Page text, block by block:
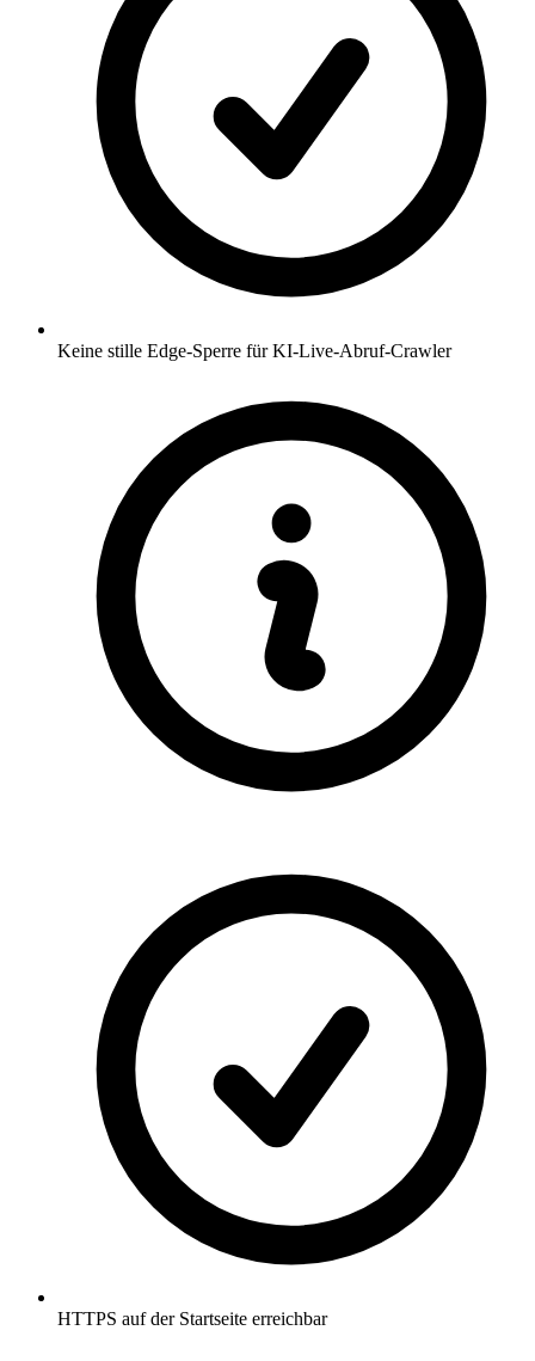
Keine stille Edge-Sperre für KI-Live-Abruf-Crawler
HTTPS auf der Startseite erreichbar